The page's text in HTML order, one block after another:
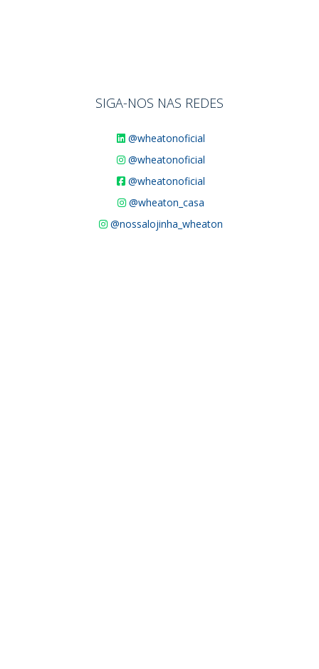
SIGA-NOS NAS REDES
@wheatonoficial
@wheatonoficial
@wheatonoficial
@wheaton_casa
@nossalojinha_wheaton